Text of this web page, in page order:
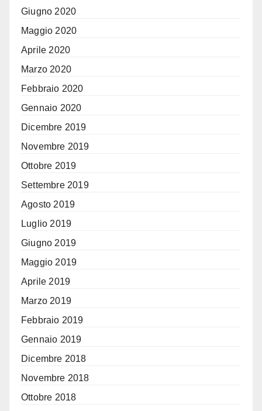
Giugno 2020
Maggio 2020
Aprile 2020
Marzo 2020
Febbraio 2020
Gennaio 2020
Dicembre 2019
Novembre 2019
Ottobre 2019
Settembre 2019
Agosto 2019
Luglio 2019
Giugno 2019
Maggio 2019
Aprile 2019
Marzo 2019
Febbraio 2019
Gennaio 2019
Dicembre 2018
Novembre 2018
Ottobre 2018